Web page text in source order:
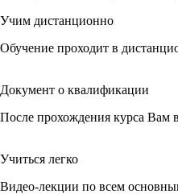
Учим дистанционно
Обучение проходит в
Документ о квалификации
После прохождения курса Вам
Учиться легко
Видео-лекции по всем